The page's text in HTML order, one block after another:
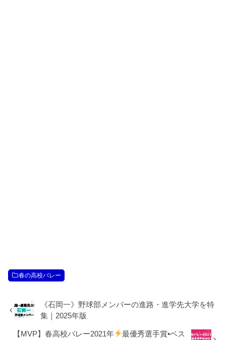
春の高校バレー
《石岡一》野球部メンバーの進路・進学先大学を特
集｜2025年版
【MVP】春高校バレー2021年
最優秀選手賞•ベス